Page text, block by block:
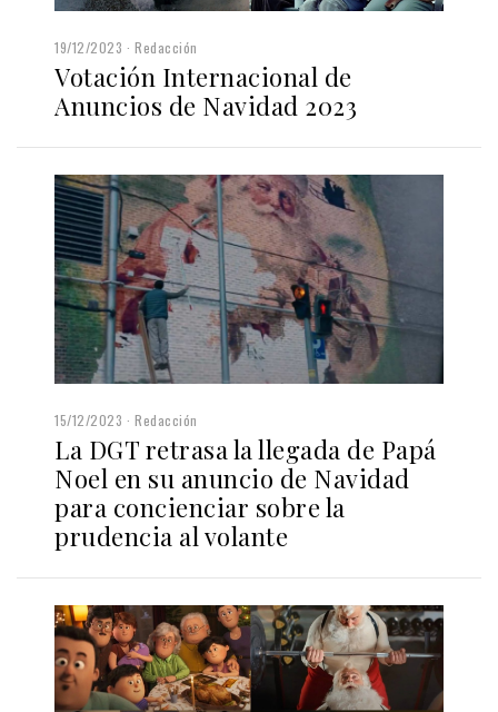
19/12/2023 Redacción
Votación Internacional de
Anuncios de Navidad 2023
15/12/2023 Redacción
La DGT retrasa la llegada de Papá
Noel en su anuncio de Navidad
para concienciar sobre la
prudencia al volante